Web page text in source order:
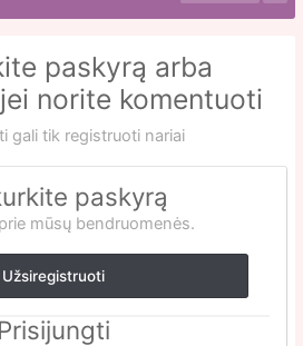
paskyrą arba
norite komentuoti
gali tik registruoti nariai
paskyrą
mūsų bendruomenės.
Užsiregistruoti
Prisijungti